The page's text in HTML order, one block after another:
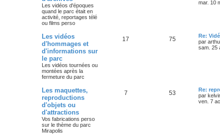
Les vidéos d'époques
quand le parc était en
activité, reportages télé
ou films perso
mar. 10
Les vidéos
d'hommages et
d'informations sur
le parc
Les vidéos tournées ou
montées après la
fermeture du parc
17 75
Re:
par
sam. 25
Les maquettes,
reproductions
d'objets ou
d'attractions
Vos fabrications perso
sur le thème du parc
Mirapolis
7 53
Re:
par
ven. 7